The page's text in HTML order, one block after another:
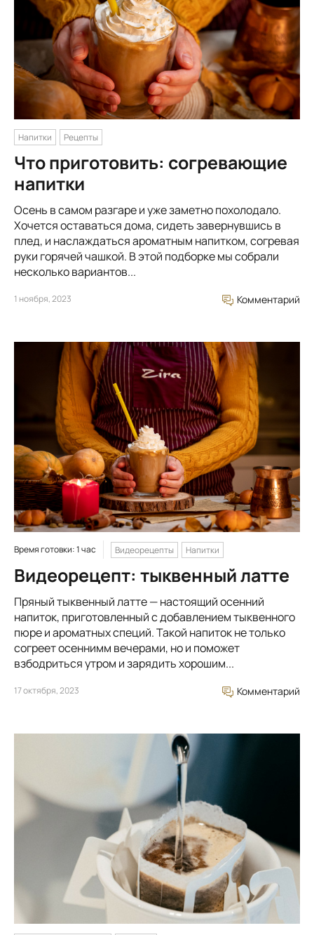
Напитки Рецепты
Что приготовить: согревающие
напитки
Осень в самом разгаре и уже заметно похолодало.
Хочется оставаться дома, сидеть завернувшись в
плед, и наслаждаться ароматным напитком, согревая
руки горячей чашкой. В этой подборке мы собрали
несколько вариантов...
1 ноября, 2023 Комментарий
Время готовки: 1 час Видеорецепты Напитки
Видеорецепт: тыквенный латте
Пряный тыквенный латте — настоящий осенний
напиток, приготовленный с добавлением тыквенного
пюре и ароматных специй. Такой напиток не только
согреет осеннимм вечерами, но и поможет
взбодриться утром и зарядить хорошим...
17 октября, 2023 Комментарий